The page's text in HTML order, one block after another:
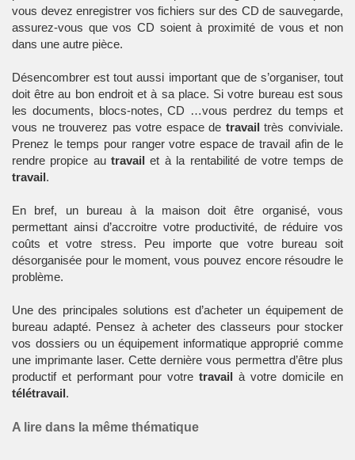
vous devez enregistrer vos fichiers sur des CD de sauvegarde,
assurez-vous que vos CD soient à proximité de vous et non
dans une autre pièce.
Désencombrer est tout aussi important que de s’organiser, tout
doit être au bon endroit et à sa place. Si votre bureau est sous
les documents, blocs-notes, CD …vous perdrez du temps et
vous ne trouverez pas votre espace de travail très conviviale.
Prenez le temps pour ranger votre espace de travail afin de le
rendre propice autravail et à la rentabilité de votre temps de
travail.
En bref, un bureau à la maison doit être organisé, vous
permettant ainsi d’accroitre votre productivité, de réduire vos
coûts et votre stress. Peu importe que votre bureau soit
désorganisée pour le moment, vous pouvez encore résoudre le
problème.
Une des principales solutions est d’acheter un équipement de
bureau adapté. Pensez à acheter des classeurs pour stocker
vos dossiers ou un équipement informatique approprié comme
une imprimante laser. Cette dernière vous permettra d’être plus
productif et performant pour votre travail à votre domicile en
télétravail.
A lire dans la même thématique